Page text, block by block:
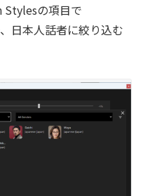
Stylesの項目で
日本人話者に絞り込む